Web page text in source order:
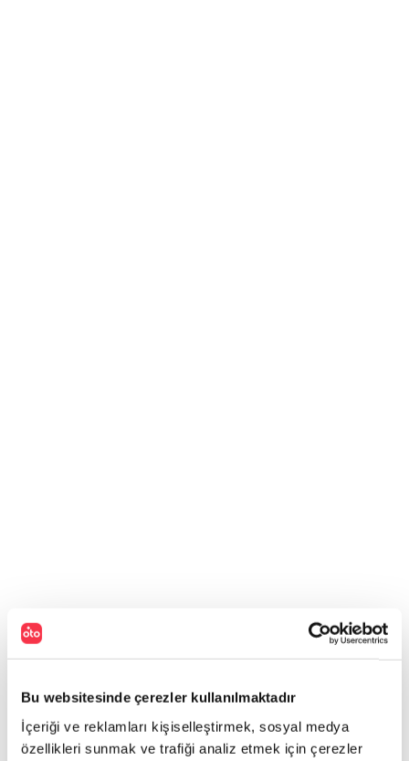
Bu websitesinde çerezler kullanılmaktadır
İçeriği ve reklamları kişiselleştirmek, sosyal medya
özellikleri sunmak ve trafiği analiz etmek için çerezler